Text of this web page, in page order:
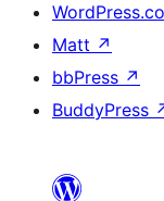
Matt ↗
bbPress ↗
BuddyPress